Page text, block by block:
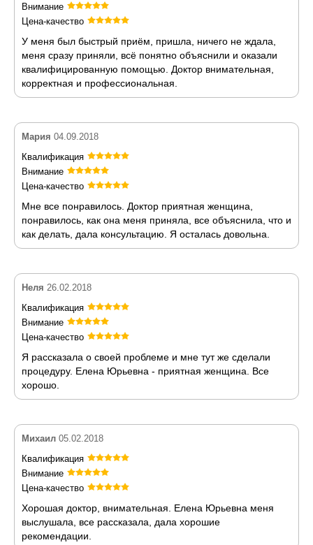
Внимание
Цена-качество
У меня был быстрый приём, пришла, ничего не ждала,
меня сразу приняли, всё понятно объяснили и оказали
квалифицированную помощью. Доктор внимательная,
корректная и профессиональная.
Мария 04.09.2018
Квалификация
Внимание
Цена-качество
Мне все понравилось. Доктор приятная женщина,
понравилось, как она меня приняла, все объяснила, что и
как делать, дала консультацию. Я осталась довольна.
Неля 26.02.2018
Квалификация
Внимание
Цена-качество
Я рассказала о своей проблеме и мне тут же сделали
процедуру. Елена Юрьевна - приятная женщина. Все
хорошо.
Михаил 05.02.2018
Квалификация
Внимание
Цена-качество
Хорошая доктор, внимательная. Елена Юрьевна меня
выслушала, все рассказала, дала хорошие
рекомендации.